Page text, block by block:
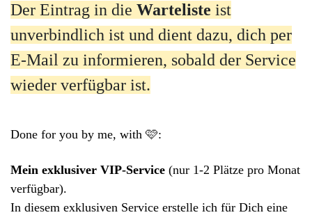
Der Eintrag in die Warteliste ist
unverbindlich ist und dient dazu, dich per
E-Mail zu informieren, sobald der Service
wieder verfügbar ist.
Done for you by me, with 🩷:
Mein exklusiver VIP-Service (nur 1-2 Plätze pro Monat
verfügbar).
In diesem exklusiven Service erstelle ich für Dich eine